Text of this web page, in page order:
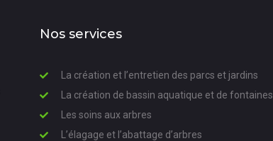
Nos services
La création et l’entretien des parcs et jardins
La création de bassin aquatique et de fontaines
Les soins aux arbres
L’élagage et l’abattage d’arbres